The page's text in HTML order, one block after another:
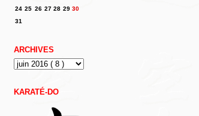
24 25 26 27 28 29 30
31
ARCHIVES
KARATÉ-DO